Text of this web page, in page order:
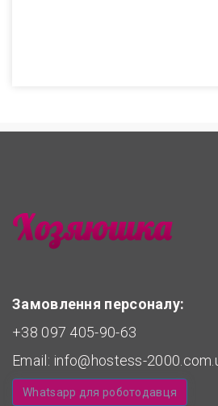
Замовлення персоналу:
+38 097 405-90-63
Email: info@hostess-
Whatsapp для роботодавця